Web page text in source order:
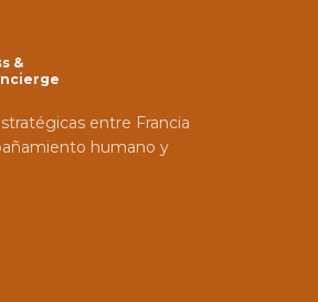
&
entre Francia
humano y